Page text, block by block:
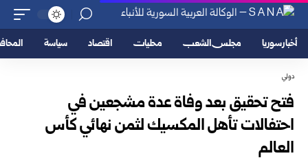
أخبار سوريا مجلس الشعب محليات اقتصاد سياسة
دولي
فتح تحقيق بعد وفاة عدة مشجعين في
احتفالات تأهل المكسيك لثمن نهائي كأس
العالم